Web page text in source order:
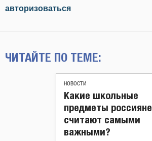
авторизоваться
ЧИТАЙТЕ ПО ТЕМЕ:
НОВОСТИ
Какие школьные
предметы россияне
считают самыми
важными?